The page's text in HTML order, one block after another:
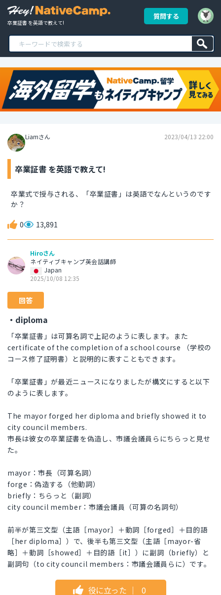
卒業証書 を英語で教えて!
質問する
Liamさん 2023/04/13 22:00
卒業証書 を英語で教えて!
卒業式で授与される、「卒業証書」は英語でなんというのです
か？
0 13,891
Hiroさん
ネイティブキャンプ英会話講師
Japan
2025/10/08 12:35
回答
・diploma
「卒業証書」は可算名詞で上記のように表します。また
certificate of the completion of a school course （学校の
コース修了証明書）と説明的に表すこともできます。
「卒業証書」が最近ニュースになりましたが構文にすると以下
のように表します。
The mayor forged her diploma and briefly showed it to
city council members.
市長は彼女の卒業証書を偽造し、市議会議員らにちらっと見せ
た。
mayor：市長（可算名詞）
forge：偽造する（他動詞）
briefly：ちらっと（副詞）
city council member：市議会議員（可算の名詞句）
前半が第三文型（主語［mayor］＋動詞［forged］＋目的語
［her diploma］）で、後半も第三文型（主語［mayor-省
略］＋動詞［showed］＋目的語［it］）に副詞（briefly）と
副詞句（to city council members：市議会議員らに）です。
役に立った ｜ 0